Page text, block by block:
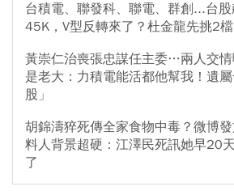
台積電、聯發科、聯電、群創...台
45K，V型反轉來了？杜金龍先挑2檔
黃崇仁治喪張忠謀任主委…兩人交
是老大：力積電能活都他幫我！遺
股」
胡錦濤猝死傳全家食物中毒？微博
料人背景超硬：江澤民死訊她早20
了